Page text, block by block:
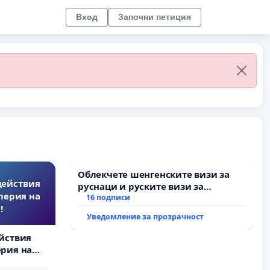
Вход Започни петиция
на
на
Облекчете шенгенските визи за
руснаци и руските визи за
българи
16 подписи
Уведомление за прозрачност